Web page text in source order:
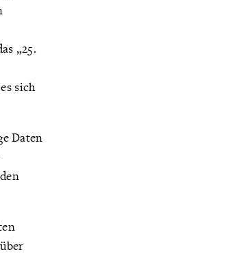
„25.
sich
Daten